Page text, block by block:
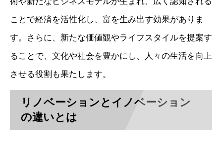
ことで経済を活性化し、富を生み出す効果がありま
す。さらに、新たな価値観やライフスタイルを提案す
ることで、文化や社会を豊かにし、人々の生活を向上
させる役割も果たします。
リノベーションとイノベーション
の違いとは